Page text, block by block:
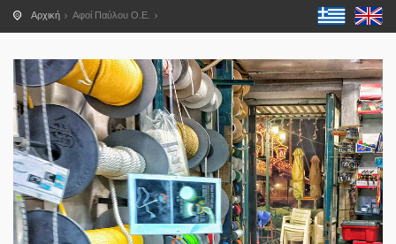
Αρχική Αφοί Παύλου Ο.Ε.